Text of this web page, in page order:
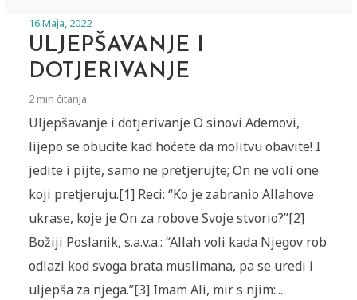
16 Maja, 2022
ULJEPŠAVANJE I
DOTJERIVANJE
2 min čitanja
Uljepšavanje i dotjerivanje O sinovi Ademovi,
lijepo se obucite kad hoćete da molitvu obavite! I
jedite i pijte, samo ne pretjerujte; On ne voli one
koji pretjeruju.[1] Reci: “Ko je zabranio Allahove
ukrase, koje je On za robove Svoje stvorio?”[2]
Božiji Poslanik, s.a.v.a.: “Allah voli kada Njegov rob
odlazi kod svoga brata muslimana, pa se uredi i
uljepša za njega.”[3] Imam Ali, mir s njim:...